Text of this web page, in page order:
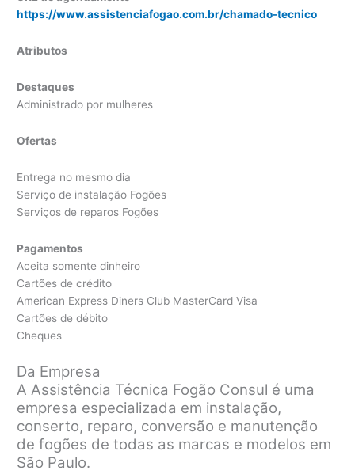
https://www.assistenciafogao.com.br/chamado-tecnico
Atributos
Destaques
Administrado por mulheres
Ofertas
Entrega no mesmo dia
Serviço de instalação Fogões
Serviços de reparos Fogões
Pagamentos
Aceita somente dinheiro
Cartões de crédito
American Express Diners Club MasterCard Visa
Cartões de débito
Cheques
Da Empresa
A Assistência Técnica Fogão Consul é uma
empresa especializada em instalação,
conserto, reparo, conversão e manutenção
de fogões de todas as marcas e modelos em
São Paulo.